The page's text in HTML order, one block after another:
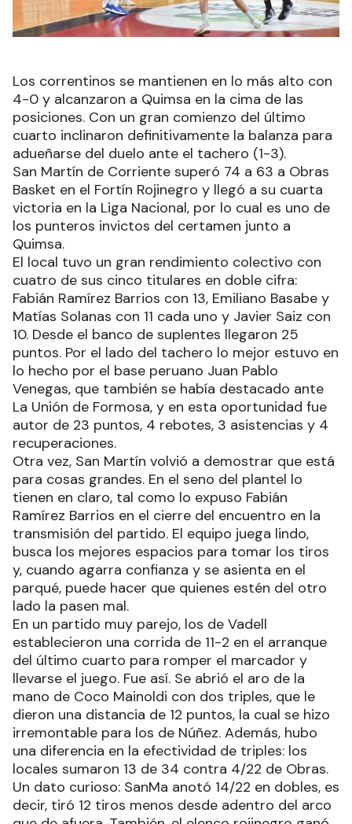
Los correntinos se mantienen en lo más alto con
4-0 y alcanzaron a Quimsa en la cima de las
posiciones. Con un gran comienzo del último
cuarto inclinaron definitivamente la balanza para
adueñarse del duelo ante el tachero (1-3).
San Martín de Corriente superó 74 a 63 a Obras
Basket en el Fortín Rojinegro y llegó a su cuarta
victoria en la Liga Nacional, por lo cual es uno de
los punteros invictos del certamen junto a
Quimsa.
El local tuvo un gran rendimiento colectivo con
cuatro de sus cinco titulares en doble cifra:
Fabián Ramírez Barrios con 13, Emiliano Basabe y
Matías Solanas con 11 cada uno y Javier Saiz con
10. Desde el banco de suplentes llegaron 25
puntos. Por el lado del tachero lo mejor estuvo en
lo hecho por el base peruano Juan Pablo
Venegas, que también se había destacado ante
La Unión de Formosa, y en esta oportunidad fue
autor de 23 puntos, 4 rebotes, 3 asistencias y 4
recuperaciones.
Otra vez, San Martín volvió a demostrar que está
para cosas grandes. En el seno del plantel lo
tienen en claro, tal como lo expuso Fabián
Ramírez Barrios en el cierre del encuentro en la
transmisión del partido. El equipo juega lindo,
busca los mejores espacios para tomar los tiros
y, cuando agarra confianza y se asienta en el
parqué, puede hacer que quienes estén del otro
lado la pasen mal.
En un partido muy parejo, los de Vadell
establecieron una corrida de 11-2 en el arranque
del último cuarto para romper el marcador y
llevarse el juego. Fue así. Se abrió el aro de la
mano de Coco Mainoldi con dos triples, que le
dieron una distancia de 12 puntos, la cual se hizo
irremontable para los de Núñez. Además, hubo
una diferencia en la efectividad de triples: los
locales sumaron 13 de 34 contra 4/22 de Obras.
Un dato curioso: SanMa anotó 14/22 en dobles, es
decir, tiró 12 tiros menos desde adentro del arco